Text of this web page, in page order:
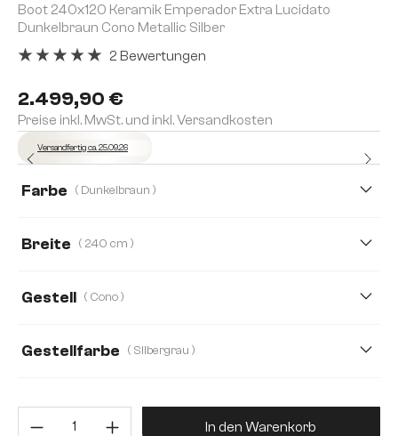
Boot 240x120 Keramik Emperador Extra Lucidato
Dunkelbraun Cono Metallic Silber
2.499,90 €
Preise inkl. MwSt. und inkl. Versandkosten
2 Bewertungen
Versandfertig ca. 25.09.26
Farbe ( Dunkelbraun )
Breite ( 240 cm )
Gestell ( Cono )
Gestellfarbe ( Silbergrau )
Produkt Anzahl: Gib den
In den Warenkorb